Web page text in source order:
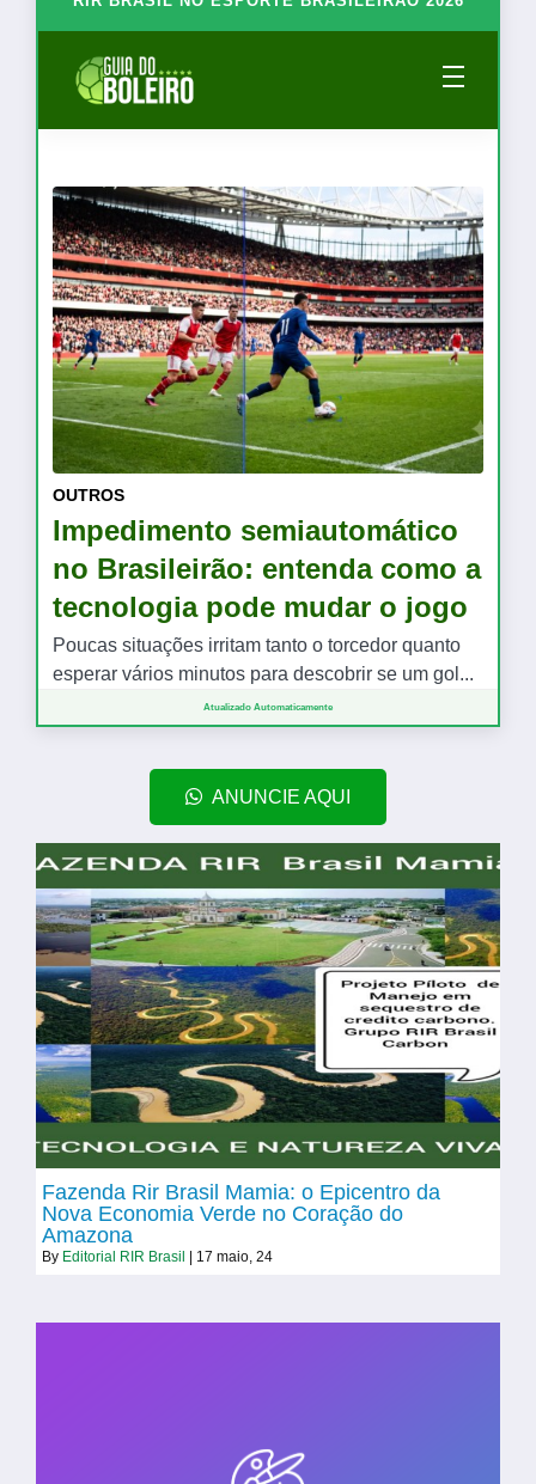
Atualizado Automaticamente
ANUNCIE AQUI
Fazenda Rir Brasil Mamia: o Epicentro da
Nova Economia Verde no Coração do
Amazona
By Editorial RIR Brasil 17 maio, 24